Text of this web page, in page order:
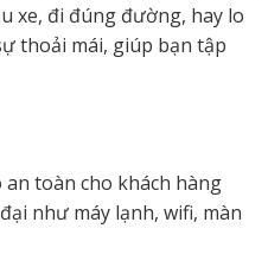
xe, đi đúng đường, hay lo
thoải mái, giúp bạn tập
toàn cho khách hàng
như máy lạnh, wifi, màn